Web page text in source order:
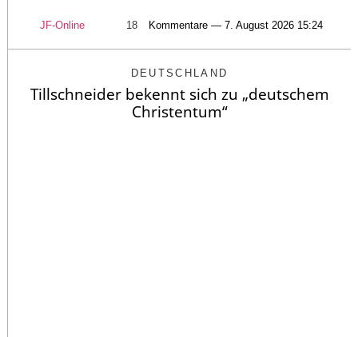
JF-Online 18 Kommentare — 7. August 2026 15:24
DEUTSCHLAND
Tillschneider bekennt sich zu „deutschem
Christentum“